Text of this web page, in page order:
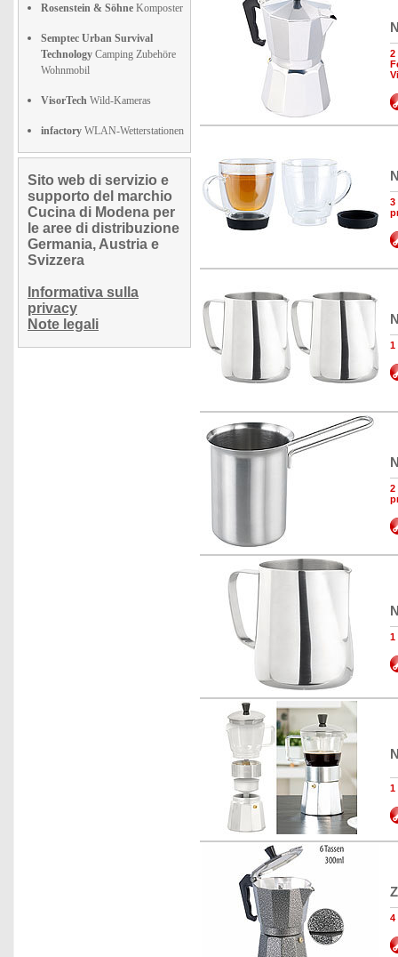
Rosenstein & Söhne Komposter
Semptec Urban Survival
Technology Camping Zubehöre
Wohnmobil
VisorTech Wild-Kameras
infactory WLAN-Wetterstationen
Sito web di servizio e
supporto del marchio
Cucina di Modena per
le aree di distribuzione
Germania, Austria e
Svizzera
Informativa sulla
privacy
Note legali
2
3
1
2
1
1
4